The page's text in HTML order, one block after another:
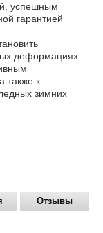
успешным
гарантией
деформациях.
также к
зимних
Отзывы